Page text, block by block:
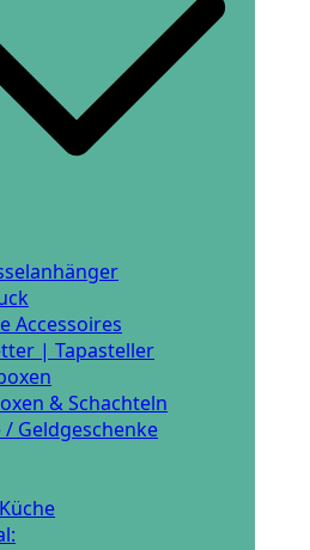
Accessoires
| Tapasteller
& Schachteln
/ Geldgeschenke